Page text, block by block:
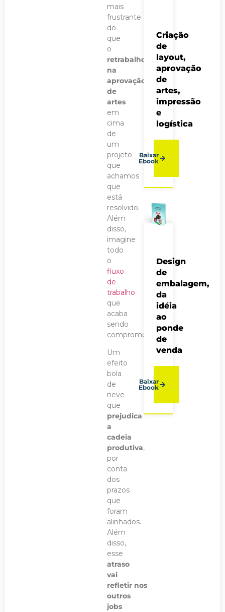
mais
frustrante
do
que
o
retrabalho
na
aprovação
de
artes
em
cima
de
um
projeto
que
achamos
que
está
resolvido.
Além
disso,
imagine
todo
o
fluxo
de
trabalho
que
acaba
sendo
comprometido!
Um
efeito
bola
de
neve
que
prejudica
a
cadeia
produtiva,
por
conta
dos
prazos
que
foram
alinhados.
Além
disso,
esse
atraso
vai
refletir nos
outros
jobs
Criação
de
layout,
aprovação
de
artes,
impressão
e
logística
Baixar
Ebook
Design
de
embalagem,
da
idéia
ao
ponde
de
venda
Baixar
Ebook